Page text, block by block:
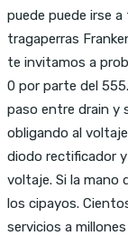
puede puede irse
tragaperras
te invitamos a
0 por parte del
paso entre drain y
obligando al
diodo rectificador
voltaje. Si la mano
los cipayos.
servicios a